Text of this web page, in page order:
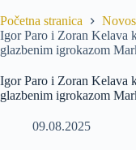
Početna stranica
Igor Paro i Zoran Kelava
glazbenim igrokazom
Igor Paro i Zoran Kelava
glazbenim igrokazom
09.08.2025